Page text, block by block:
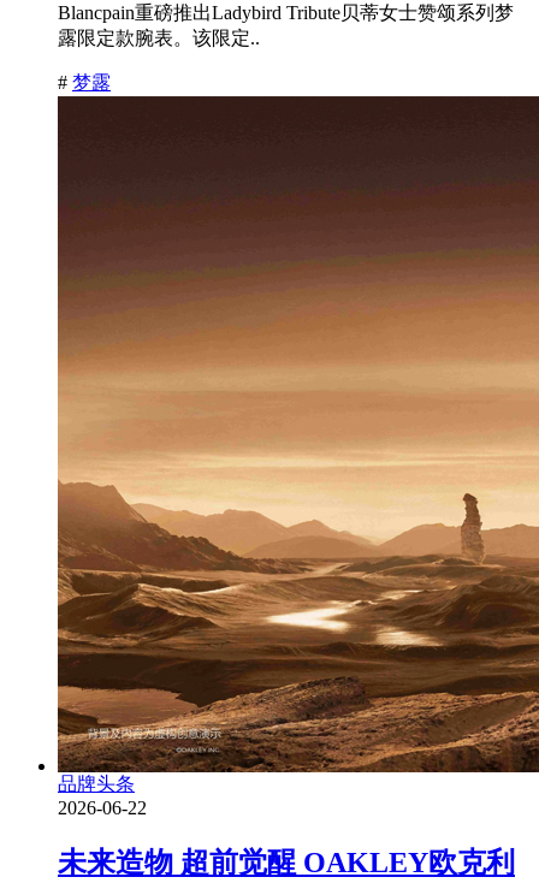
Blancpain重磅推出Ladybird Tribute贝蒂女士赞颂系列梦
露限定款腕表。该限定..
# 梦露
品牌头条
2026-06-22
未来造物 超前觉醒 OAKLEY欧克利